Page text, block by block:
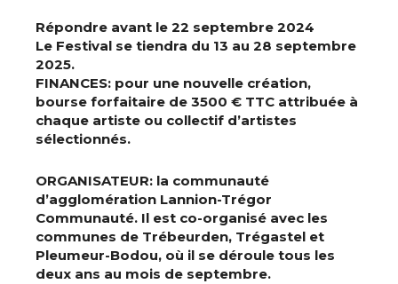
Répondre avant le 22 septembre 2024
Le Festival se tiendra du 13 au 28 septembre
2025.
FINANCES: pour une nouvelle création,
bourse forfaitaire de 3500 € TTC attribuée à
chaque artiste ou collectif d’artistes
sélectionnés.
ORGANISATEUR: la communauté
d’agglomération Lannion-Trégor
Communauté. Il est co-organisé avec les
communes de Trébeurden, Trégastel et
Pleumeur-Bodou, où il se déroule tous les
deux ans au mois de septembre.